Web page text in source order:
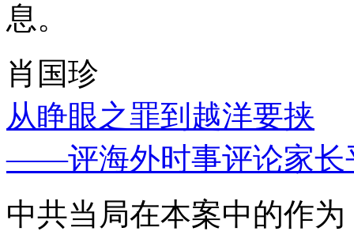
息。
肖国珍
从睁眼之罪到越洋要挟
——评海外时事评论家长
中共当局在本案中的作